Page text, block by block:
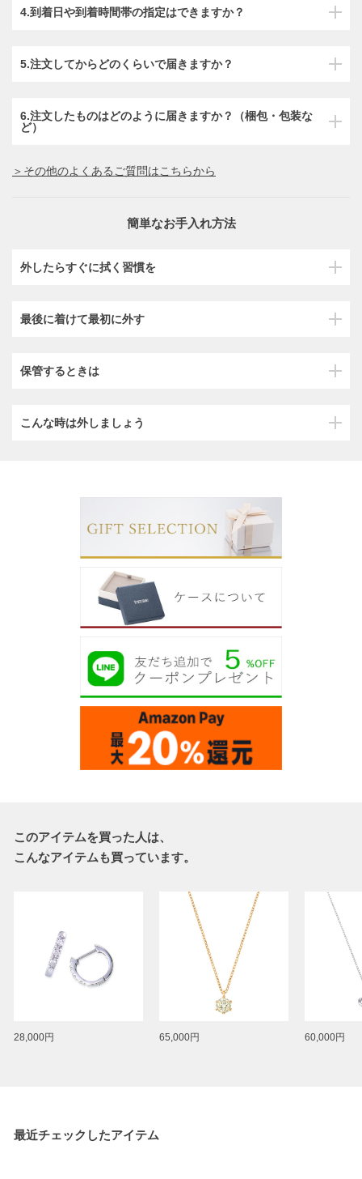
4.到着日や到着時間帯の指定はできますか？
5.注文してからどのくらいで届きますか？
6.注文したものはどのように届きますか？（梱包・包装な
ど）
＞その他のよくあるご質問はこちらから
簡単なお手入れ方法
外したらすぐに拭く習慣を
最後に着けて最初に外す
保管するときは
こんな時は外しましょう
このアイテムを買った人は、
こんなアイテムも買っています。
28,000円 65,000円 60,000円
最近チェックしたアイテム